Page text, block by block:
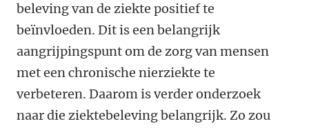
beleving van de ziekte positief te
beïnvloeden. Dit is een belangrijk
aangrijpingspunt om de zorg van mensen
met een chronische nierziekte te
verbeteren. Daarom is verder onderzoek
naar die ziektebeleving belangrijk. Zo zou